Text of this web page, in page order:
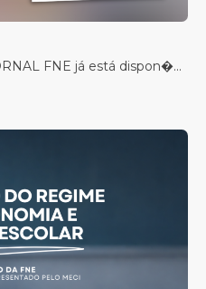
FNE já está dispon�...